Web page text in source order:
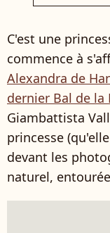
C'est une
commence à
Alexandra de
dernier Bal de la
Giambattista
princesse
devant les
naturel,